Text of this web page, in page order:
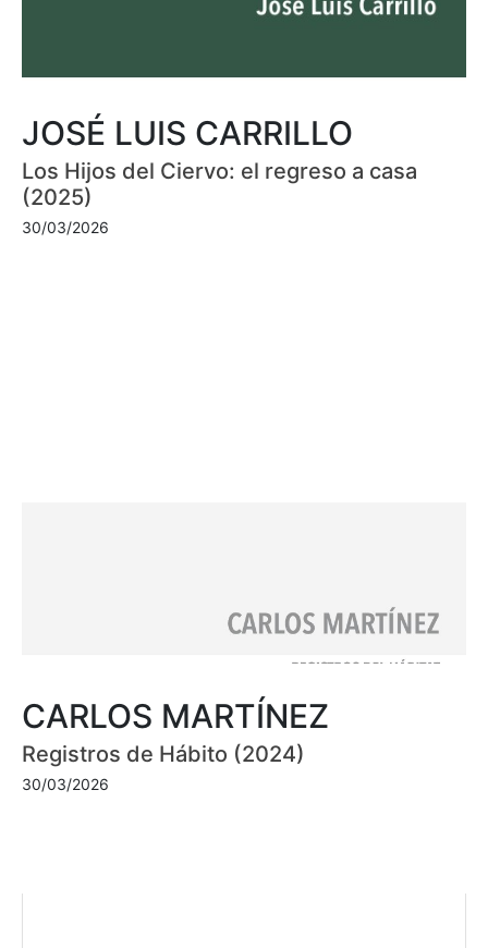
JOSÉ LUIS CARRILLO
Los Hijos del Ciervo: el regreso a casa
(2025)
30/03/2026
CARLOS MARTÍNEZ
Registros de Hábito (2024)
30/03/2026